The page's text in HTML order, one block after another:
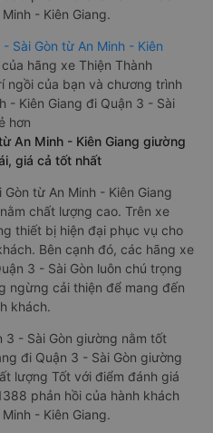
3 - Sài Gòn limousine tốt nhất:
3 - Sài Gòn limousine
Tốt với điểm đánh giá
phản hồi của hành khách
- Kiên Giang.
Sài Gòn từ An Minh - Kiên
hãng xe Thiện Thành
ngồi của bạn và chương trình
- Kiên Giang đi Quận 3 - Sài
hơn
An Minh - Kiên Giang giường
giá cả tốt nhất
từ An Minh - Kiên Giang
chất lượng cao. Trên xe
thiết bị hiện đại phục vụ cho
Bên cạnh đó, các hãng xe
3 - Sài Gòn luôn chú trọng
ngừng cải thiện để mang đến
khách.
3 - Sài Gòn giường nằm tốt
đi Quận 3 - Sài Gòn giường